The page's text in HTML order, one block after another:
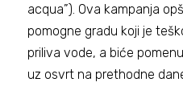
acqua”). Ova kampanja
pomogne gradu koji je
priliva vode, a biće
uz osvrt na prethodne